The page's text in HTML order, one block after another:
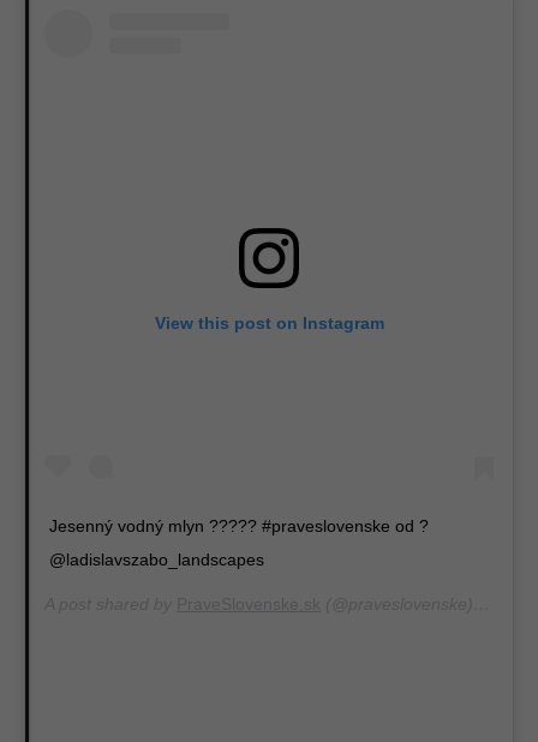
View this post on Instagram
Jesenný vodný mlyn ????? #praveslovenske od ?
@ladislavszabo_landscapes